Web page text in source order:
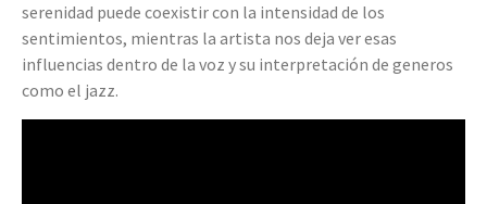
serenidad puede coexistir con la intensidad de los
sentimientos, mientras la artista nos deja ver esas
influencias dentro de la voz y su interpretación de generos
como el jazz.